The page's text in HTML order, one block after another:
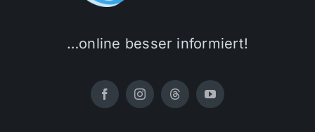
…online besser informiert!